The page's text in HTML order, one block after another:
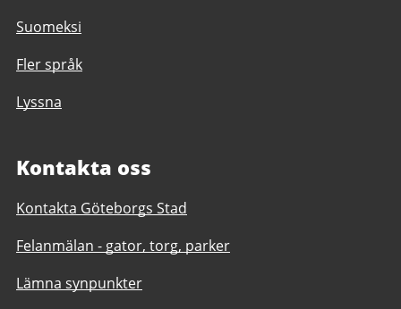
Suomeksi
Fler språk
Lyssna
Kontakta oss
Kontakta Göteborgs Stad
Felanmälan - gator, torg, parker
Lämna synpunkter